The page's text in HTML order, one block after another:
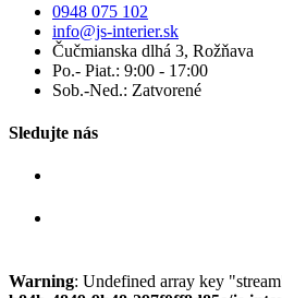
0948 075 102
info@js-interier.sk
Čučmianska dlhá 3, Rožňava
Po.- Piat.: 9:00 - 17:00
Sob.-Ned.: Zatvorené
Sledujte nás
Warning: Undefined array key